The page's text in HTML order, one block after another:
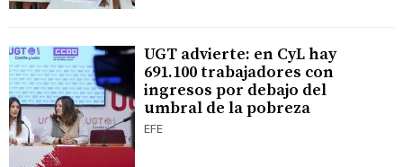
UGT advierte: en CyL hay
691.100 trabajadores con
ingresos por debajo del
umbral de la pobreza
EFE